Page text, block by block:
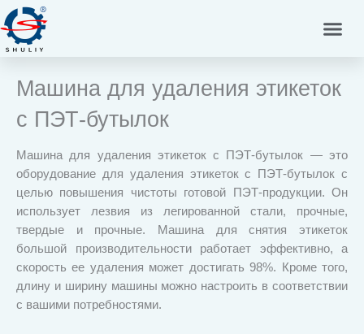
Перейти
к
содержимому
Машина для удаления этикеток
с ПЭТ-бутылок
Машина для удаления этикеток с ПЭТ-бутылок — это
оборудование для удаления этикеток с ПЭТ-бутылок с
целью повышения чистоты готовой ПЭТ-продукции. Он
использует лезвия из легированной стали, прочные,
твердые и прочные. Машина для снятия этикеток
большой производительности работает эффективно, а
скорость ее удаления может достигать 98%. Кроме того,
длину и ширину машины можно настроить в соответствии
с вашими потребностями.